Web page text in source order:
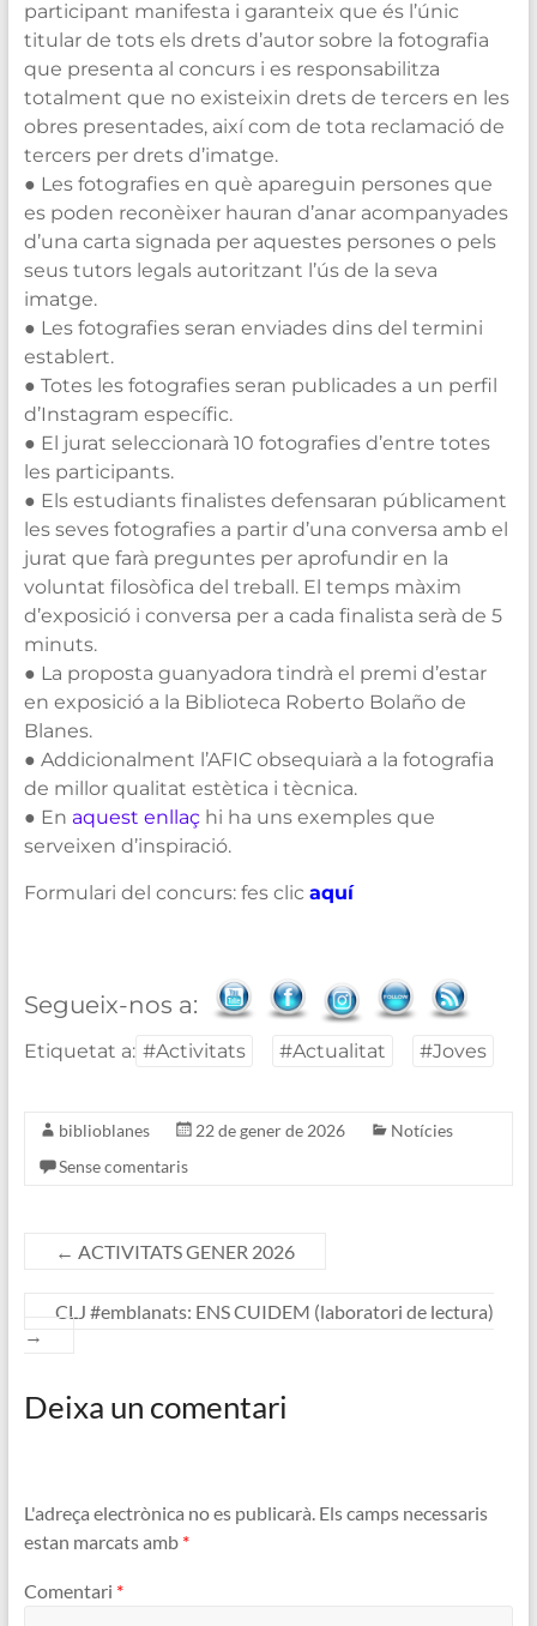
participant manifesta i garanteix que és l’únic
titular de tots els drets d’autor sobre la fotografia
que presenta al concurs i es responsabilitza
totalment que no existeixin drets de tercers en les
obres presentades, així com de tota reclamació de
tercers per drets d’imatge.
● Les fotografies en què apareguin persones que
es poden reconèixer hauran d’anar acompanyades
d’una carta signada per aquestes persones o pels
seus tutors legals autoritzant l’ús de la seva
imatge.
● Les fotografies seran enviades dins del termini
establert.
● Totes les fotografies seran publicades a un perfil
d’Instagram específic.
● El jurat seleccionarà 10 fotografies d’entre totes
les participants.
● Els estudiants finalistes defensaran públicament
les seves fotografies a partir d’una conversa amb el
jurat que farà preguntes per aprofundir en la
voluntat filosòfica del treball. El temps màxim
d’exposició i conversa per a cada finalista serà de 5
minuts.
● La proposta guanyadora tindrà el premi d’estar
en exposició a la Biblioteca Roberto Bolaño de
Blanes.
● Addicionalment l’AFIC obsequiarà a la fotografia
de millor qualitat estètica i tècnica.
● En aquest enllaçhi ha uns exemples que
serveixen d’inspiració.
Formulari del concurs: fes clic aquí
Segueix-nos a:
Etiquetat a: #Activitats #Actualitat #Joves
biblioblanes 22 de gener de 2026
Notícies
Sense comentaris
← ACTIVITATS GENER 2026
CLJ #emblanats: ENS CUIDEM (laboratori de lectura)
→
Deixa un comentari
L'adreça electrònica no es publicarà. Els camps necessaris
estan marcats amb *
Comentari *